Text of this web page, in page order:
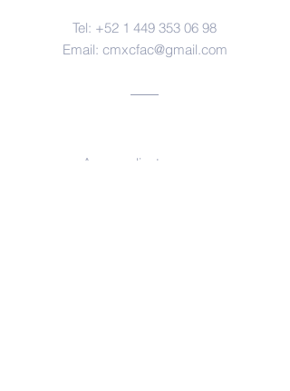
Tel: +52 1 449 353 06 98
Email: cmxcfac@gmail.com
Aguascalientes, ags.